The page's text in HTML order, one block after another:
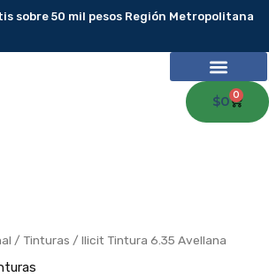
sobre 50 mil pesos Región Metropolitana
$0 0
/ Tinturas / Ilicit Tintura 6.35 Avellana